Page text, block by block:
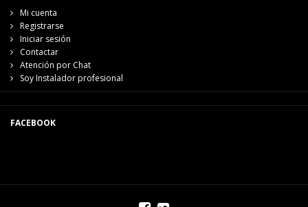
Mi cuenta
Registrarse
Iniciar sesión
Contactar
Atención por Chat
Soy Instalador profesional
FACEBOOK